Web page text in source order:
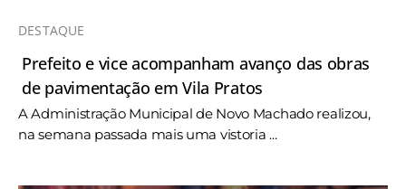
DESTAQUE
Prefeito e vice acompanham avanço das obras
de pavimentação em Vila Pratos
A Administração Municipal de Novo Machado realizou,
na semana passada mais uma vistoria ...